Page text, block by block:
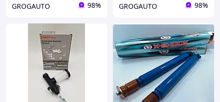
GROGAUTO 98% GROGAUTO 98%